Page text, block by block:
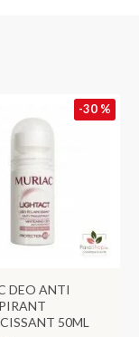
-30 %
DEO ANTI
50ML